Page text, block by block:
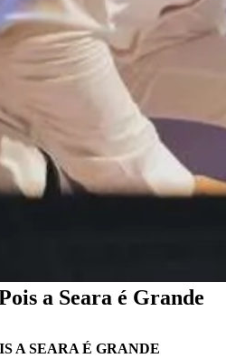
a Seara é Grande
A SEARA É GRANDE